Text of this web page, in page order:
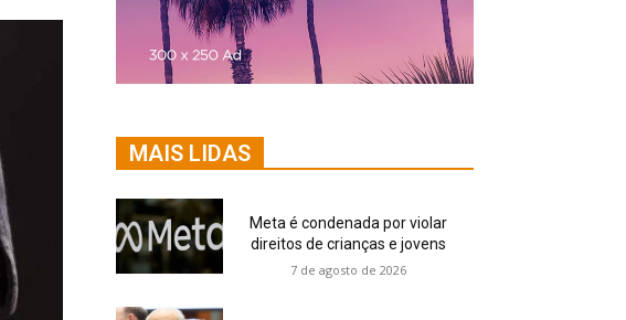
MAIS LIDAS
Meta é condenada por violar
direitos de crianças e jovens
7 de agosto de 2026